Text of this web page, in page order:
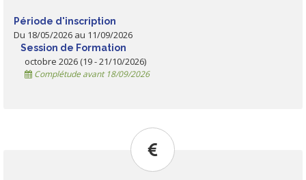
Période d'inscription
Du 18/05/2026 au 11/09/2026
Session de Formation
octobre 2026 (19 - 21/10/2026)
Complétude avant 18/09/2026